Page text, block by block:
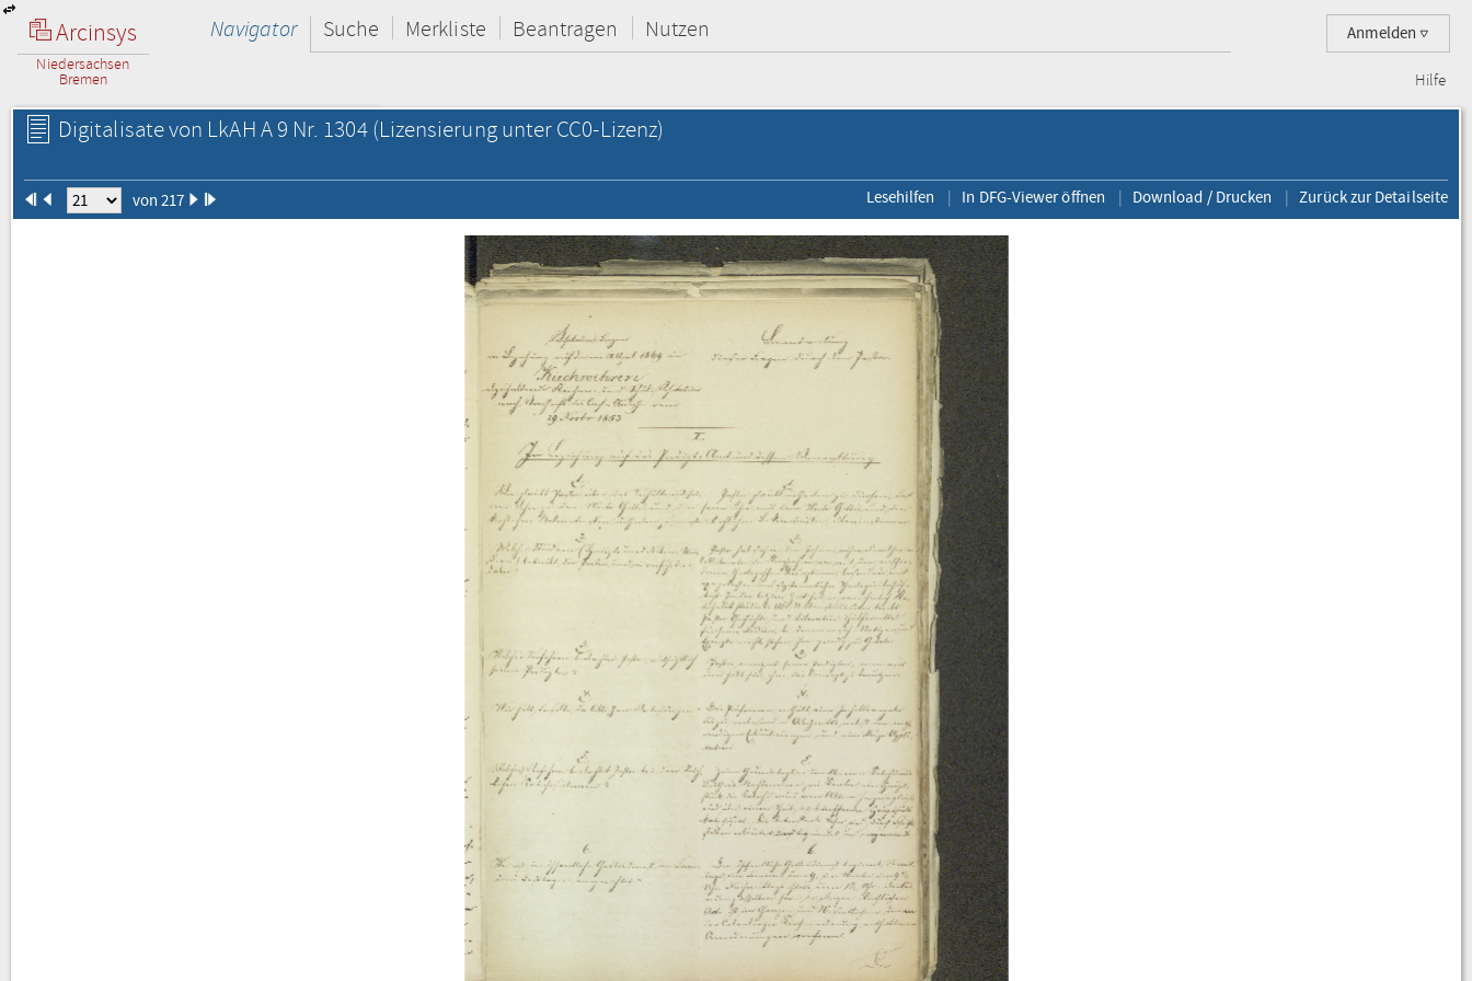
Arcinsys
Niedersachsen
Bremen
Anmelden
Navigator Suche Merkliste Beantragen Nutzen
Hilfe
Digitalisate von LkAH A 9 Nr. 1304(Lizensierung unter CC0-Lizenz)
von 217 Lesehilfen In DFG-Viewer öffnen Download / Drucken Zurück zur Detailseite